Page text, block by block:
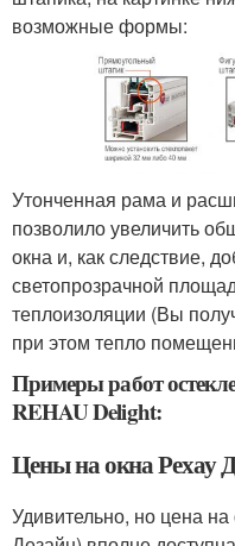
возможные формы:
Утонченная рама и
позволило увеличить
окна и, как следствие,
светопрозрачной
теплоизоляции (Вы
при этом тепло
Примеры работ
REHAU Delight:
Цены на окна Рехау
Удивительно, но цена